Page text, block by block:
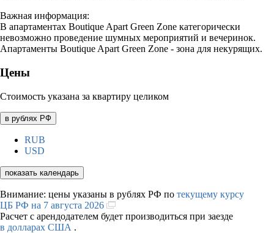
Важная информация:
В апартаментах Boutique Apart Green Zone категорически
невозможно проведение шумных мероприятий и вечеринок.
Апартаменты Boutique Apart Green Zone - зона для некурящих.
Цены
Стоимость указана за квартиру целиком
в рублях РФ
RUB
USD
показать календарь
Внимание: цены указаны в рублях РФ по текущему курсу
ЦБ РФ на 7 августа 2026
Расчет с арендодателем будет производиться при заезде
в долларах США .